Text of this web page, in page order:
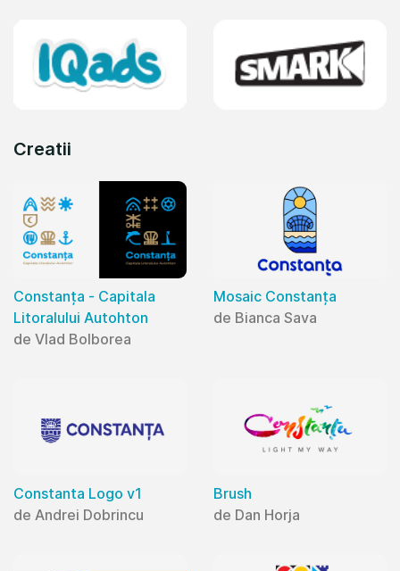
Creatii
Constanța - Capitala
Litoralului Autohton
de Vlad Bolborea
Mosaic Constanța
de Bianca Sava
Constanta Logo v1
de Andrei Dobrincu
Brush
de Dan Horja